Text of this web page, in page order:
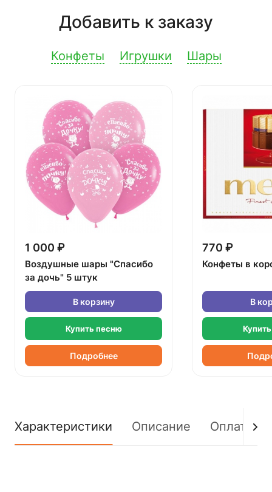
Добавить к заказу
Конфеты Игрушки Шары
1 000 ₽
Воздушные шары "Спасибо
за дочь" 5 штук
В корзину
Купить песню
Подробнее
770 ₽
Конфеты в
В
Характеристики Описание Оплата